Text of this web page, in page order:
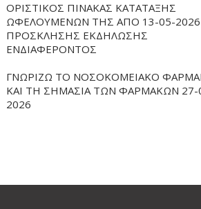
ΟΡΙΣΤΙΚΟΣ ΠΙΝΑΚΑΣ ΚΑΤΑΤΑΞΗΣ
ΩΦΕΛΟΥΜΕΝΩΝ ΤΗΣ ΑΠΟ 13-05-2026
ΠΡΟΣΚΛΗΣΗΣ ΕΚΔΗΛΩΣΗΣ
ΕΝΔΙΑΦΕΡΟΝΤΟΣ
ΓΝΩΡΙΖΩ ΤΟ ΝΟΣΟΚΟΜΕΙΑΚΟ
ΚΑΙ ΤΗ ΣΗΜΑΣΙΑ ΤΩΝ ΦΑΡΜΑΚΩΝ 27-
2026